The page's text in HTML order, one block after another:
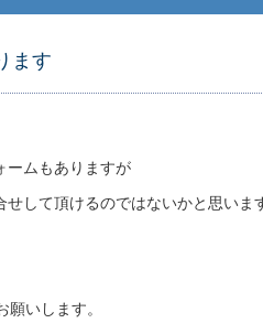
ます
ームもありますが
して頂けるのではないかと思いま
願いします。